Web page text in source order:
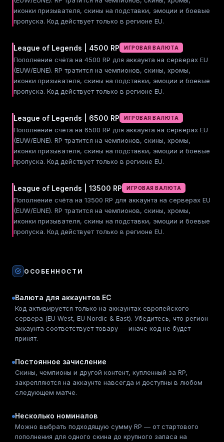
иконки призывателя, скины на подставки, эмоции и боевые
пропуска. Код действует только в регионе EU.
League of Legends | 4500 RP ИГРОВАЯ ВАЛЮТА
Пополнение счёта на 4500 RP для аккаунта на серверах EU
(EUW/EUNE). RP тратится на чемпионов, скины, хромы,
иконки призывателя, скины на подставки, эмоции и боевые
пропуска. Код действует только в регионе EU.
League of Legends | 6500 RP ИГРОВАЯ ВАЛЮТА
Пополнение счёта на 6500 RP для аккаунта на серверах EU
(EUW/EUNE). RP тратится на чемпионов, скины, хромы,
иконки призывателя, скины на подставки, эмоции и боевые
пропуска. Код действует только в регионе EU.
League of Legends | 13500 RP ИГРОВАЯ ВАЛЮТА
Пополнение счёта на 13500 RP для аккаунта на серверах EU
(EUW/EUNE). RP тратится на чемпионов, скины, хромы,
иконки призывателя, скины на подставки, эмоции и боевые
пропуска. Код действует только в регионе EU.
ОСОБЕННОСТИ
Валюта для аккаунтов ЕС
Код активируется только на аккаунтах европейского
сервера (EU West, EU Nordic & East). Убедитесь, что регион
аккаунта соответствует товару — иначе код не будет
принят.
Постоянное зачисление
Скины, чемпионы и другой контент, купленный за RP,
закрепляются на аккаунте навсегда и доступны в любом
следующем матче.
Несколько номиналов
Можно выбрать подходящую сумму RP — от стартового
пополнения для одного скина до крупного запаса на